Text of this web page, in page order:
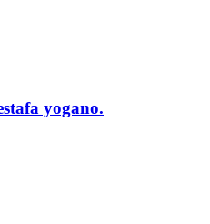
yogano.